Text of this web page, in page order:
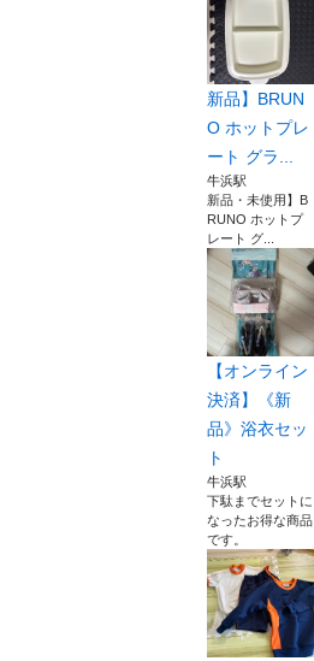
新品】BRUN
O ホットプレ
ート グラ...
牛浜駅
新品・未使用】B
RUNO ホットプ
レート グ...
【オンライン
決済】《新
品》浴衣セッ
ト
牛浜駅
下駄までセットに
なったお得な商品
です。